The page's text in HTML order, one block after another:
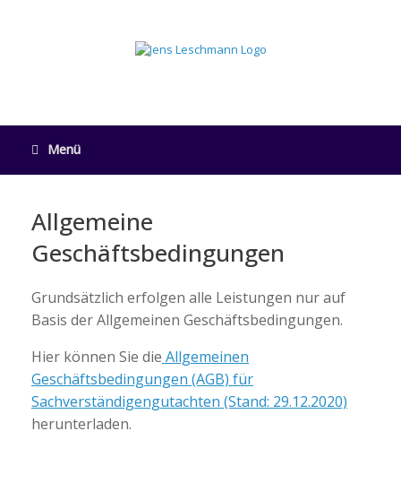
Menü
Allgemeine
Geschäftsbedingungen
Grundsätzlich erfolgen alle Leistungen nur auf
Basis der Allgemeinen Geschäftsbedingungen.
Hier können Sie die Allgemeinen
Geschäftsbedingungen (AGB) für
Sachverständigengutachten (Stand: 29.12.2020)
herunterladen.